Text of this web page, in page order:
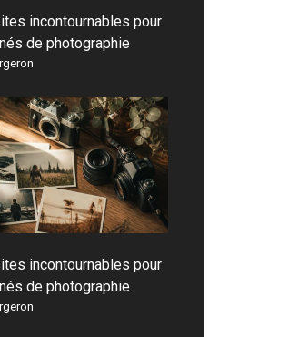
incontournables pour
de photographie
incontournables pour
de photographie